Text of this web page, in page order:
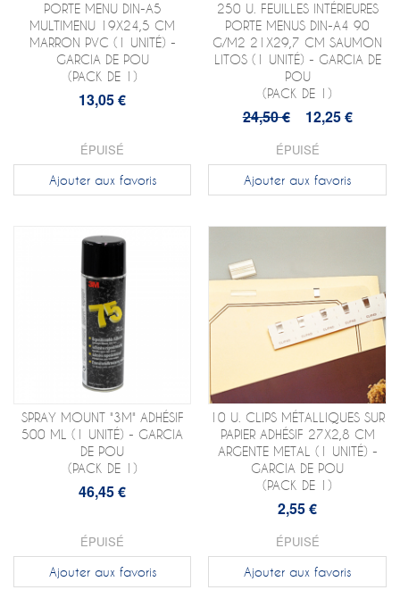
PORTE MENU DIN-A5
MULTIMENU 19X24,5 CM
MARRON PVC (1 UNITÉ) -
GARCIA DE POU
(PACK DE 1)
13,05 €
ÉPUISÉ
Ajouter aux favoris
250 U. FEUILLES INTÉRIEURES
PORTE MENUS DIN-A4 90
G/M2 21X29,7 CM SAUMON
LITOS (1 UNITÉ) - GARCIA DE
POU
(PACK DE 1)
24,50 € 12,25 €
ÉPUISÉ
Ajouter aux favoris
SPRAY MOUNT "3M" ADHÉSIF
500 ML (1 UNITÉ) - GARCIA
DE POU
(PACK DE 1)
46,45 €
ÉPUISÉ
Ajouter aux favoris
10 U. CLIPS MÉTALLIQUES SUR
PAPIER ADHÉSIF 27X2,8 CM
ARGENTE METAL (1 UNITÉ) -
GARCIA DE POU
(PACK DE 1)
2,55 €
ÉPUISÉ
Ajouter aux favoris